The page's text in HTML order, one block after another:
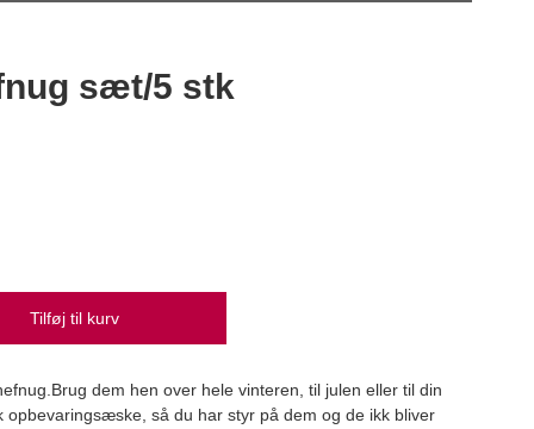
sæt/5 stk
Tilføj til kurv
dem hen over hele vinteren, til julen eller til din
opbevaringsæske, så du har styr på dem og de ikk bliver